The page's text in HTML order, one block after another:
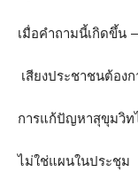
เมื่อคำถามนี้เกิดขึ้น
เสียงประชาชนต้อง
การแก้ปัญหาสุขุมวิท
ไม่ใช่แผนในประชุม